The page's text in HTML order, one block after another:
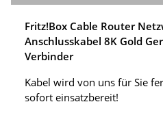
Fritz!Box Cable Router
Anschlusskabel 8K Gold
Verbinder
Kabel wird von uns für Sie
sofort einsatzbereit!